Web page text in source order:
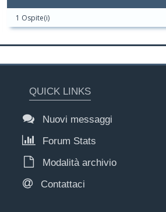
1 Ospite(i)
QUICK LINKS
Nuovi messaggi
Forum Stats
Modalità archivio
Contattaci